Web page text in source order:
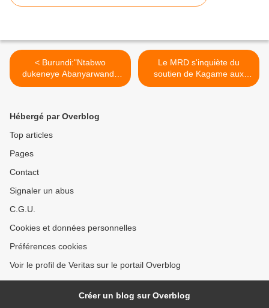
< Burundi:"Ntabwo
dukeneye Abanyarwanda
mu gihugu cyacu" Ministre
Le MRD s'inquiète du
soutien de Kagame aux
rebelles de «Red Tabara»
Hébergé par Overblog
Top articles
Pages
Contact
Signaler un abus
C.G.U.
Cookies et données personnelles
Préférences cookies
Voir le profil de Veritas sur le portail Overblog
Créer un blog sur Overblog